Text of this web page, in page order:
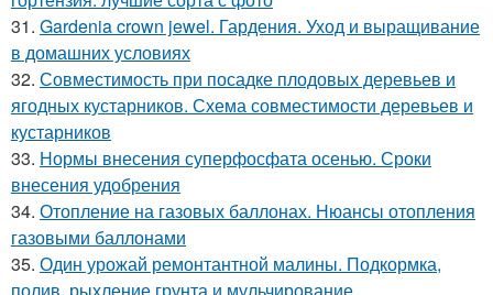
31. Gardenia crown jewel. Гардения. Уход и выращивание
в домашних условиях
32. Совместимость при посадке плодовых деревьев и
ягодных кустарников. Схема совместимости деревьев и
кустарников
33. Нормы внесения суперфосфата осенью. Сроки
внесения удобрения
34. Отопление на газовых баллонах. Нюансы отопления
газовыми баллонами
35. Один урожай ремонтантной малины. Подкормка,